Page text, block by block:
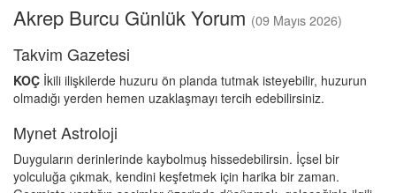
Akrep Burcu Günlük Yorum (09 Mayıs 2026)
Takvim Gazetesi
KOÇ İkili ilişkilerde huzuru ön planda tutmak isteyebilir, huzurun
olmadığı yerden hemen uzaklaşmayı tercih edebilirsiniz.
Mynet Astroloji
Duyguların derinlerinde kaybolmuş hissedebilirsin. İçsel bir
yolculuğa çıkmak, kendini keşfetmek için harika bir zaman.